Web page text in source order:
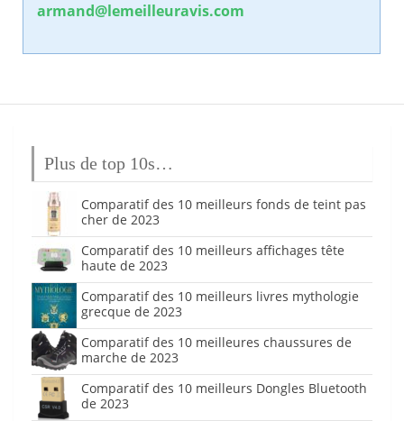
armand@lemeilleuravis.com
Plus de top 10s…
Comparatif des 10 meilleurs fonds de teint pas
cher de 2023
Comparatif des 10 meilleurs affichages tête
haute de 2023
Comparatif des 10 meilleurs livres mythologie
grecque de 2023
Comparatif des 10 meilleures chaussures de
marche de 2023
Comparatif des 10 meilleurs Dongles Bluetooth
de 2023